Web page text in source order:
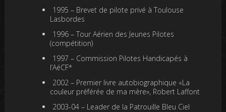
1995 – Brevet de pilote privé à Toulouse
Lasbordes
1996– Tour Aérien des Jeunes Pilotes
(compétition)
1997 – Commission Pilotes Handicapés à
l’AéCF*
2002– Premier livre autobiographique «La
couleur préférée de ma mère», Robert Laffont
2003-04– Leader de la Patrouille Bleu Ciel